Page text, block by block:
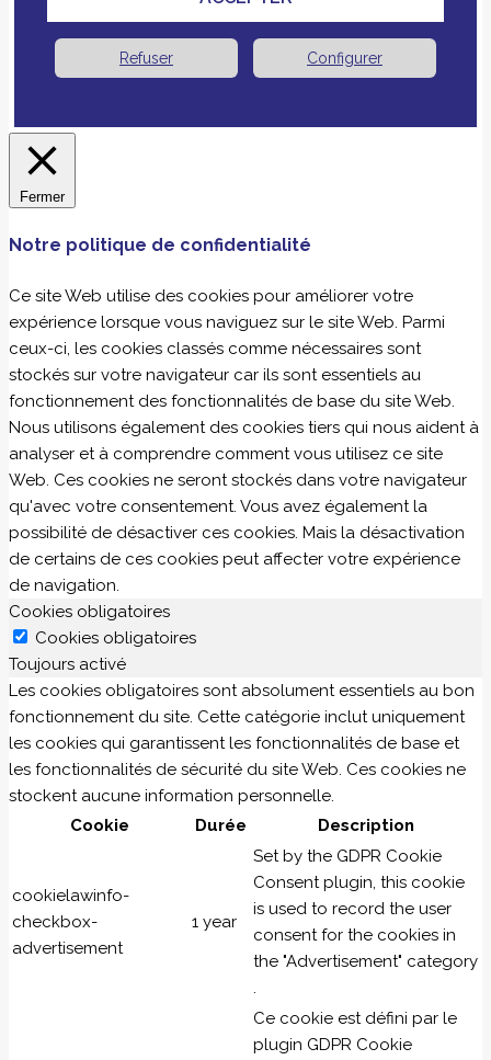
Refuser Configurer
Fermer
Notre politique de confidentialité
Ce site Web utilise des cookies pour améliorer votre
expérience lorsque vous naviguez sur le site Web. Parmi
ceux-ci, les cookies classés comme nécessaires sont
stockés sur votre navigateur car ils sont essentiels au
fonctionnement des fonctionnalités de base du site Web.
Nous utilisons également des cookies tiers qui nous aident à
analyser et à comprendre comment vous utilisez ce site
Web. Ces cookies ne seront stockés dans votre navigateur
qu'avec votre consentement. Vous avez également la
possibilité de désactiver ces cookies. Mais la désactivation
de certains de ces cookies peut affecter votre expérience
de navigation.
Cookies obligatoires
Cookies obligatoires
Toujours activé
Les cookies obligatoires sont absolument essentiels au bon
fonctionnement du site. Cette catégorie inclut uniquement
les cookies qui garantissent les fonctionnalités de base et
les fonctionnalités de sécurité du site Web. Ces cookies ne
stockent aucune information personnelle.
Cookie
Durée Description
cookielawinfo-
checkbox-
advertisement
1 year
Set by the GDPR Cookie
Consent plugin, this cookie
is used to record the user
consent for the cookies in
the "Advertisement" category
.
Ce cookie est défini par le
plugin GDPR Cookie